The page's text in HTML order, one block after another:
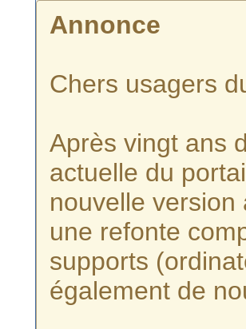
Annonce
Chers usagers
Après vingt ans
actuelle du
nouvelle version
une refonte
supports
également de